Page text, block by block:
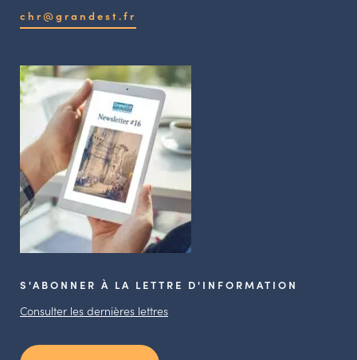
chr@grandest.fr
S'ABONNER À LA LETTRE D'INFORMATION
Consulter les dernières lettres